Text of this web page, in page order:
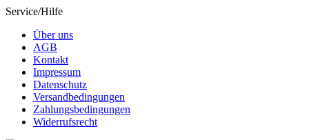
Service/Hilfe
Über uns
AGB
Kontakt
Impressum
Datenschutz
Versandbedingungen
Zahlungsbedingungen
Widerrufsrecht